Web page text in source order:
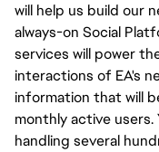
will help us build our
always-on Social
services will power
interactions of EA's
information that will
monthly active
handling several